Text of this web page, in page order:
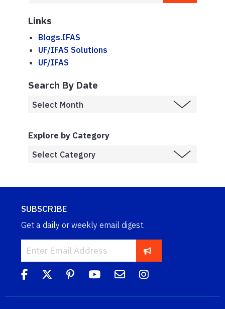
Links
Blogs.IFAS
UF/IFAS Solutions
UF/IFAS
Search By Date
Explore by Category
SUBSCRIBE
Get a daily or weekly email digest.